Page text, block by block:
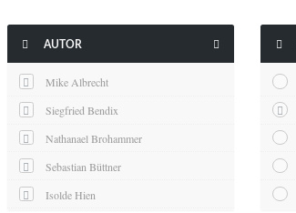
 AUTOR 
Mike Albrecht
Siegfried Bendix
Nathanael Brohammer
Sebastian Büttner
Isolde Hien
